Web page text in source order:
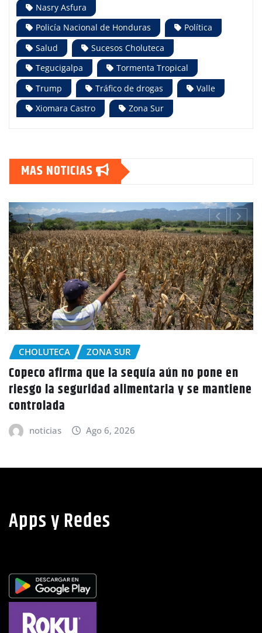
Nasry Asfura
Policía Nacional de Honduras
Política
Salud
Sucesos Choluteca
Tegucigalpa
Tormenta Tropical
Trump
Tráfico de drogas
Valle
Xiomara Castro
Zona Sur
MAS NOTICIAS
CHOLUTECA
Policía Nacional desaloja a campesinos de
tierras en El Tulito, Choluteca
Apps y Redes